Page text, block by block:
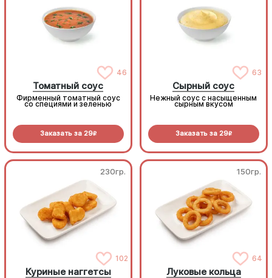
46
Томатный соус
Фирменный томатный соус
со специями и зеленью
Заказать за 29R
63
Сырный соус
Нежный соус с насыщенным
сырным вкусом
Заказать за 29R
230гр.
102
Куриные наггетсы
150гр.
64
Луковые кольца